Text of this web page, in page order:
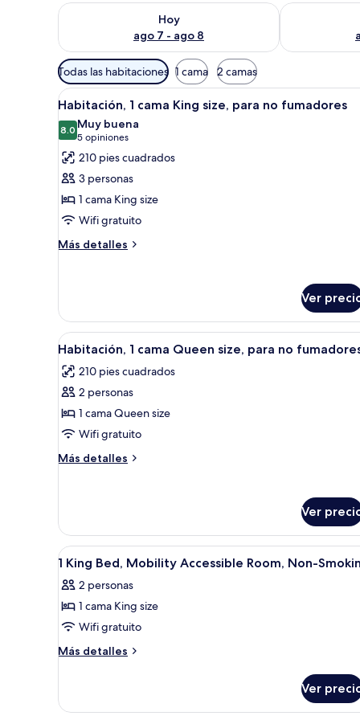
Hoy
ago 7 - ago 8
Consulta la disponibilidad para hoy ago 7 - ago 8
Consulta la
Filtros
disponibles
para
las
habitaciones
Todas las habitaciones 1 cama 2 camas
Abrir
todas
las
fotos
de
Habitación,
1
cama
King
fumadores
Un dormitorio moderno con
9
Habitación, 1 cama King size, para no fumadores
8.08.0 de 10
Muy buena
5 opiniones
(5
opiniones)
210 pies cuadrados
3 personas
1 cama King size
Wifi gratuito
Más detalles
Más
cama
King
size,
no
fumadores
Ver
Abrir
todas
las
fotos
de
Habitación,
1
cama
para
no
fumadores
Una habitación de hotel
9
Habitación, 1 cama Queen size, para no
210 pies cuadrados
2 personas
1 cama Queen size
Wifi gratuito
Más detalles
Más
cama
Queen
size,
no
fumadores
Ver
Abrir
todas
las
fotos
de
1
Mobility
Habitación de hotel con
5
1 King Bed, Mobility Accessible Room, Non-
2 personas
1 cama King size
Wifi gratuito
Más detalles
Más
King
Ver